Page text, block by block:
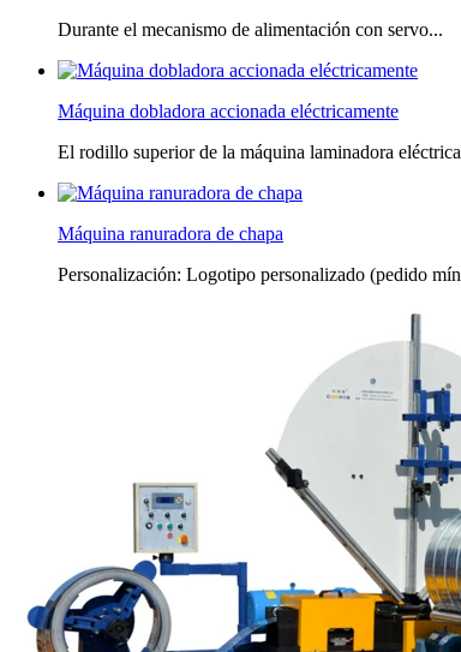
Durante el mecanismo de alimentación con servo...
Máquina dobladora accionada eléctricamente
El rodillo superior de la máquina laminadora
Máquina ranuradora de chapa
Personalización: Logotipo personalizado (pedido